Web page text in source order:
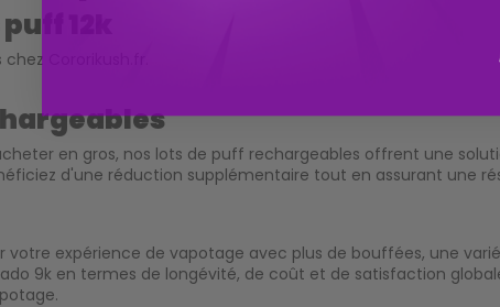
12k
chez
en gros, nos lots de puff rechargeables offrent une
d'une réduction supplémentaire tout en assurant une
votre expérience de vapotage avec plus de bouffées, une
9k en termes de longévité, de coût et de satisfaction